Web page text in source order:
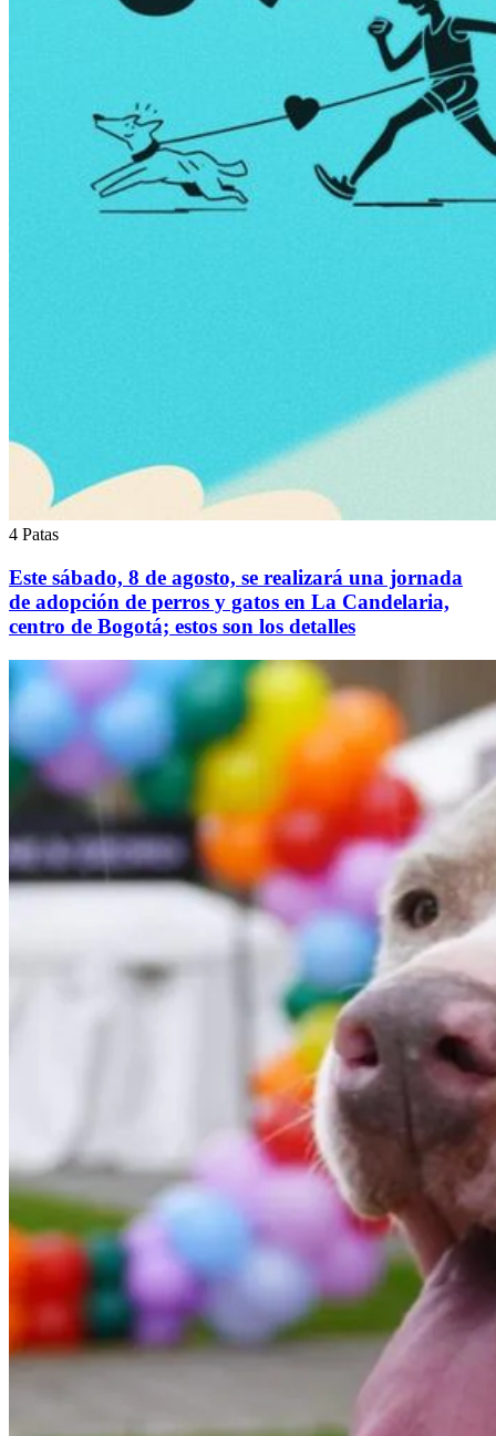
4 Patas
Este sábado, 8 de agosto, se realizará una jornada
de adopción de perros y gatos en La Candelaria,
centro de Bogotá; estos son los detalles